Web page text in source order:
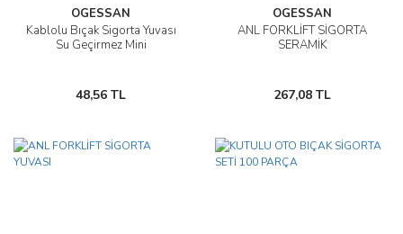
OGESSAN
Kablolu Bıçak Sigorta Yuvası
Su Geçirmez Mini
48,56 TL
OGESSAN
ANL FORKLİFT SİGORTA
SERAMİK
267,08 TL